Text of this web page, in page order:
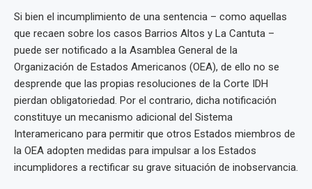
Si bien el incumplimiento de una sentencia – como aquellas
que recaen sobre los casos Barrios Altos y La Cantuta –
puede ser notificado a la Asamblea General de la
Organización de Estados Americanos (OEA), de ello no se
desprende que las propias resoluciones de la Corte IDH
pierdan obligatoriedad. Por el contrario, dicha notificación
constituye un mecanismo adicional del Sistema
Interamericano para permitir que otros Estados miembros de
la OEA adopten medidas para impulsar a los Estados
incumplidores a rectificar su grave situación de inobservancia.